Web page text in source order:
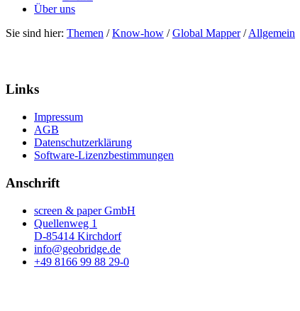
Über uns
Sie sind hier: Themen /Know-how /Global Mapper/Allgemein
Links
Impressum
AGB
Datenschutzerklärung
Software-Lizenzbestimmungen
Anschrift
screen & paper GmbH
Quellenweg 1
D-85414 Kirchdorf
info@geobridge.de
+49 8166 99 88 29-0